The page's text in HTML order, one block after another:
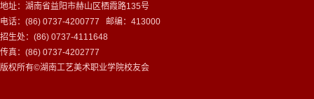
地址：湖南省益阳市赫山区栖霞路135号
电话：(86) 0737-4200777 邮编：413000
招生处：(86) 0737-4111648
传真：(86) 0737-4202777
版权所有©湖南工艺美术职业学院校友会